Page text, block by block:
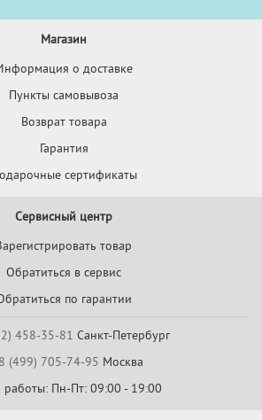
Магазин
о доставке
Пункты самовывоза
Возврат товара
Гарантия
сертификаты
Сервисный центр
товар
Обратиться в сервис
по гарантии
458-35-81 Санкт-Петербург
8 (499) 705-74-95 Москва
работы: Пн-Пт: 09:00 - 19:00